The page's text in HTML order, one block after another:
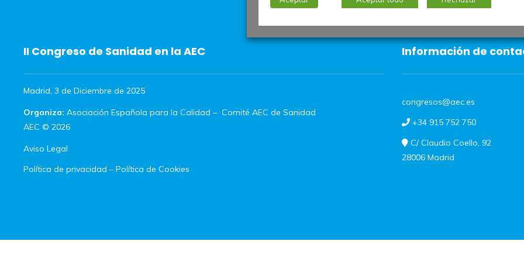
II Congreso de Sanidad en la AEC
Madrid, 3 de Diciembre de 2025
Organiza: Asociación Española para la Calidad – Comité AEC de Sanidad
AEC © 2026
Aviso Legal
Política de privacidad – Política de Cookies
Información de
congresos@aec.es
+34 915 752 750
C/ Claudio Coello, 92
28006 Madrid